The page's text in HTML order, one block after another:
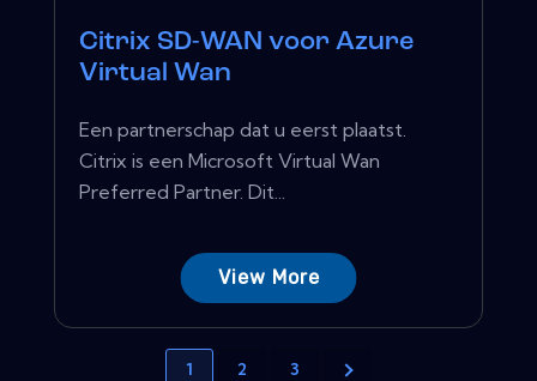
Citrix SD-WAN voor Azure
Virtual Wan
Een partnerschap dat u eerst plaatst.
Citrix is ​​een Microsoft Virtual Wan
Preferred Partner. Dit...
View More
1 2 3